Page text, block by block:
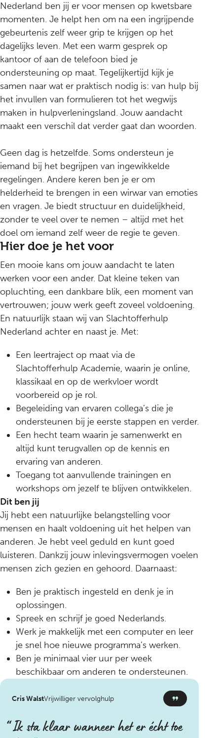
Nederland ben jij er voor mensen op kwetsbare
momenten. Je helpt hen om na een ingrijpende
gebeurtenis zelf weer grip te krijgen op het
dagelijks leven. Met een warm gesprek op
kantoor of aan de telefoon bied je
ondersteuning op maat. Tegelijkertijd kijk je
samen naar wat er praktisch nodig is: van hulp bij
het invullen van formulieren tot het wegwijs
maken in hulpverleningsland. Jouw aandacht
maakt een verschil dat verder gaat dan woorden.
Geen dag is hetzelfde. Soms ondersteun je
iemand bij het begrijpen van ingewikkelde
regelingen. Andere keren ben je er om
helderheid te brengen in een wirwar van emoties
en vragen. Je biedt structuur en duidelijkheid,
zonder te veel over te nemen – altijd met het
doel om iemand zelf weer de regie te geven.
Hier doe je het voor
Een mooie kans om jouw aandacht te laten
werken voor een ander. Dat kleine teken van
opluchting, een dankbare blik, een moment van
vertrouwen; jouw werk geeft zoveel voldoening.
En natuurlijk staan wij van Slachtofferhulp
Nederland achter en naast je. Met:
Een leertraject op maat via de
Slachtofferhulp Academie, waarin je online,
klassikaal en op de werkvloer wordt
voorbereid op je rol.
Begeleiding van ervaren collega’s die je
ondersteunen bij je eerste stappen en verder.
Een hecht team waarin je samenwerkt en
altijd kunt terugvallen op de kennis en
ervaring van anderen.
Toegang tot aanvullende trainingen en
workshops om jezelf te blijven ontwikkelen.
Dit ben jij
Jij hebt een natuurlijke belangstelling voor
mensen en haalt voldoening uit het helpen van
anderen. Je hebt veel geduld en kunt goed
luisteren. Dankzij jouw inlevingsvermogen voelen
mensen zich gezien en gehoord. Daarnaast:
Ben je praktisch ingesteld en denk je in
oplossingen.
Spreek en schrijf je goed Nederlands.
Werk je makkelijk met een computer en leer
je snel hoe nieuwe programma’s werken.
Ben je minimaal vier uur per week
beschikbaar om anderen te ondersteunen.
Ik sta klaar wanneer het er écht toe
Cris WalstVrijwilliger vervolghulp